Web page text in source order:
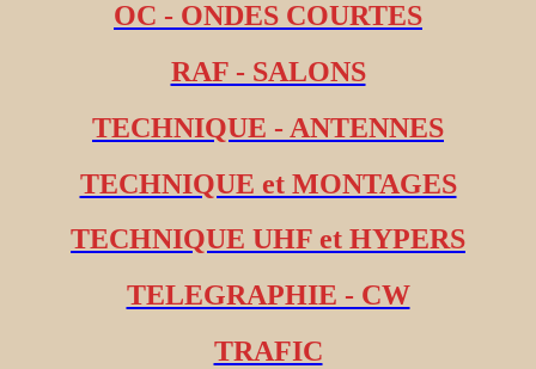
OC - ONDES COURTES
RAF - SALONS
TECHNIQUE - ANTENNES
TECHNIQUE et MONTAGES
TECHNIQUE UHF et HYPERS
TELEGRAPHIE - CW
TRAFIC